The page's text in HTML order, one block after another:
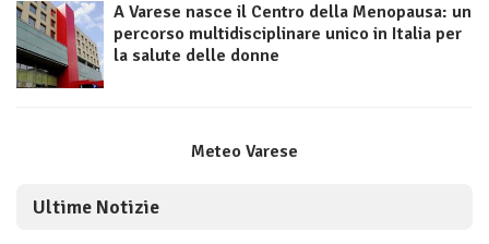
A Varese nasce il Centro della Menopausa: un
percorso multidisciplinare unico in Italia per
la salute delle donne
Meteo Varese
Ultime Notizie